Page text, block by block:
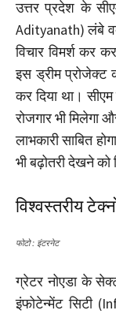
उत्तर प्रदेश के
Adityanath) लंबे
विचार विमर्श कर
इस ड्रीम प्रोजेक्ट
कर दिया था।
रोजगार भी
लाभकारी साबित
भी बढ़ोतरी देखने को
विश्वस्तरीय
फोटो : इंटरनेट
ग्रेटर नोएडा के
इंफोटेन्मेंट सिटी